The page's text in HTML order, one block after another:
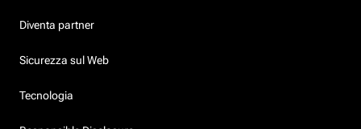
Diventa partner
Sicurezza sul Web
Tecnologia